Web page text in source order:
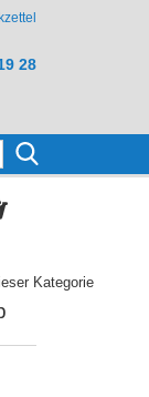
28
Suche...
Kategorie